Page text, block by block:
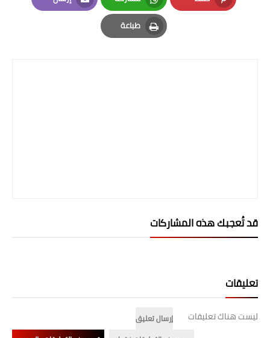
المرحلة الابتدائية
Pinterest
Whatsapp
Email
طباعة
Print
قد تُعجبك هذه المشاركات
تعليقات
ليست هناك تعليقات
إرسال تعليق